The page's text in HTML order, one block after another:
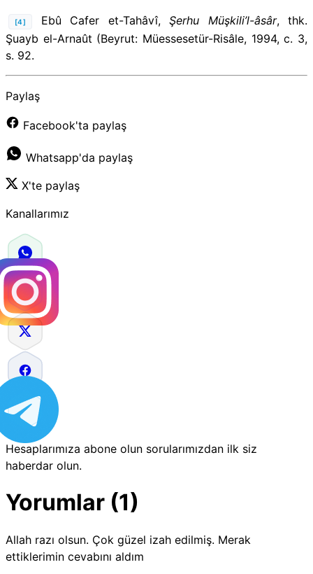
[4] Ebû Cafer et-Tahâvî,Şerhu Müşkili’l-âsâr, thk.
Şuayb el-Arnaût (Beyrut: Müessesetür-Risâle, 1994, c. 3,
s. 92.
Paylaş
Facebook'ta paylaş
Whatsapp'da paylaş
X'te paylaş
Kanallarımız
Hesaplarımıza abone olun sorularımızdan ilk siz
haberdar olun.
Yorumlar (1)
Allah razı olsun. Çok güzel izah edilmiş. Merak
ettiklerimin cevabını aldım